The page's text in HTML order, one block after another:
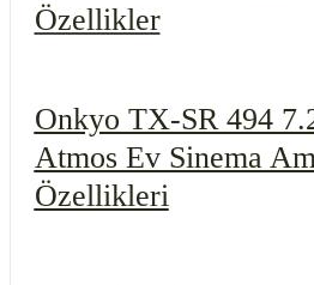
Özellikler
Onkyo TX-SR 494
Atmos Ev Sinema
Özellikleri